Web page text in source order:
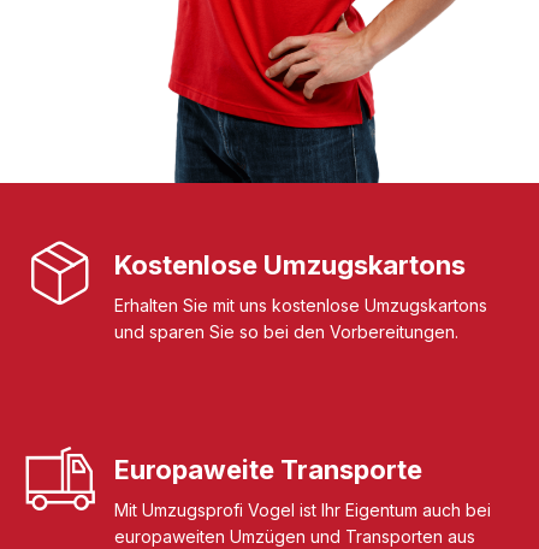
Kostenlose Umzugskartons
Erhalten Sie mit uns kostenlose Umzugskartons
und sparen Sie so bei den Vorbereitungen.
Europaweite Transporte
Mit Umzugsprofi Vogel ist Ihr Eigentum auch bei
europaweiten Umzügen und Transporten aus